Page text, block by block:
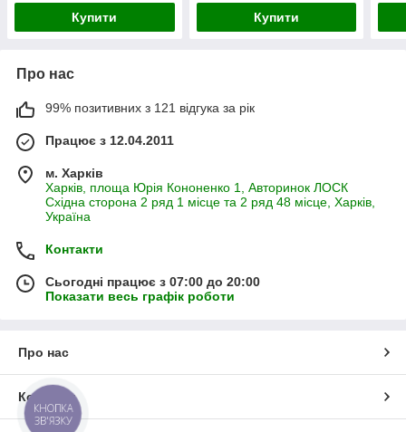
Купити Купити
Про нас
99% позитивних з 121 відгука за рік
Працює з 12.04.2011
м. Харків
Харків, площа Юрія Кононенко 1, Авторинок ЛОСК
Східна сторона 2 ряд 1 місце та 2 ряд 48 місце, Харків,
Україна
Контакти
Сьогодні працює з 07:00 до 20:00
Показати весь графік роботи
Про нас
Контакти
КНОПКА
ЗВ'ЯЗКУ